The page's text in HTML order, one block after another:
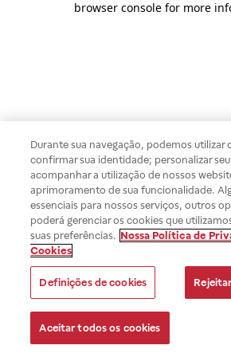
browser console for more
Durante sua navegação, podemos utilizar
confirmar sua identidade; personalizar
acompanhar a utilização de nossos
aprimoramento de sua funcionalidade.
essenciais para nossos serviços, outros
poderá gerenciar os cookies que
suas preferências. Nossa Política de
Cookies
Definições de cookies
Aceitar todos os cookies